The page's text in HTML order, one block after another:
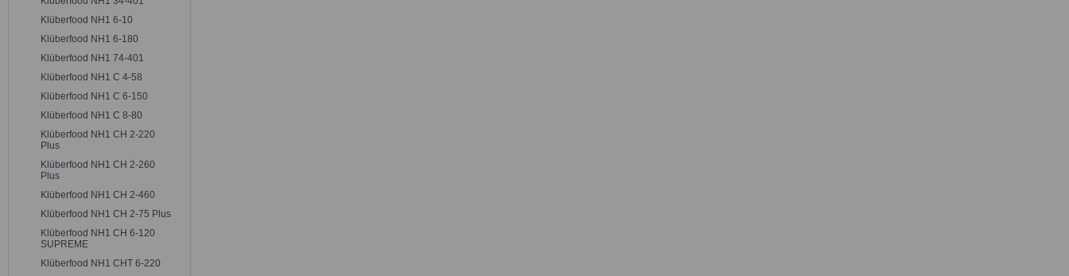
Klüberfood NH1 6-10
Klüberfood NH1 6-180
Klüberfood NH1 74-401
Klüberfood NH1 C 4-58
Klüberfood NH1 C 6-150
Klüberfood NH1 C 8-80
Klüberfood NH1 CH 2-220
Plus
Klüberfood NH1 CH 2-260
Plus
Klüberfood NH1 CH 2-460
Klüberfood NH1 CH 2-75 Plus
Klüberfood NH1 CH 6-120
SUPREME
Klüberfood NH1 CHT 6-220